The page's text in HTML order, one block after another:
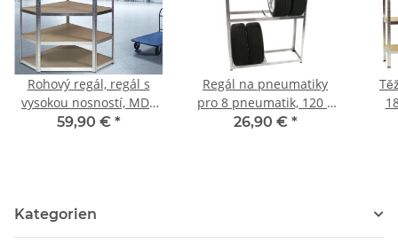
Rohový regál, regál s
vysokou nosností, MDF
police
59,90 € *
Regál na pneumatiky
pro 8 pneumatik, 120 x
40 x 180 cm pozinkovaný
26,90 € *
Kategorien